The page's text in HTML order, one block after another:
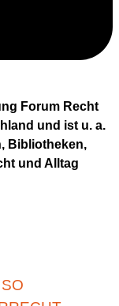
Forum Recht
und ist u. a.
Bibliotheken,
und Alltag